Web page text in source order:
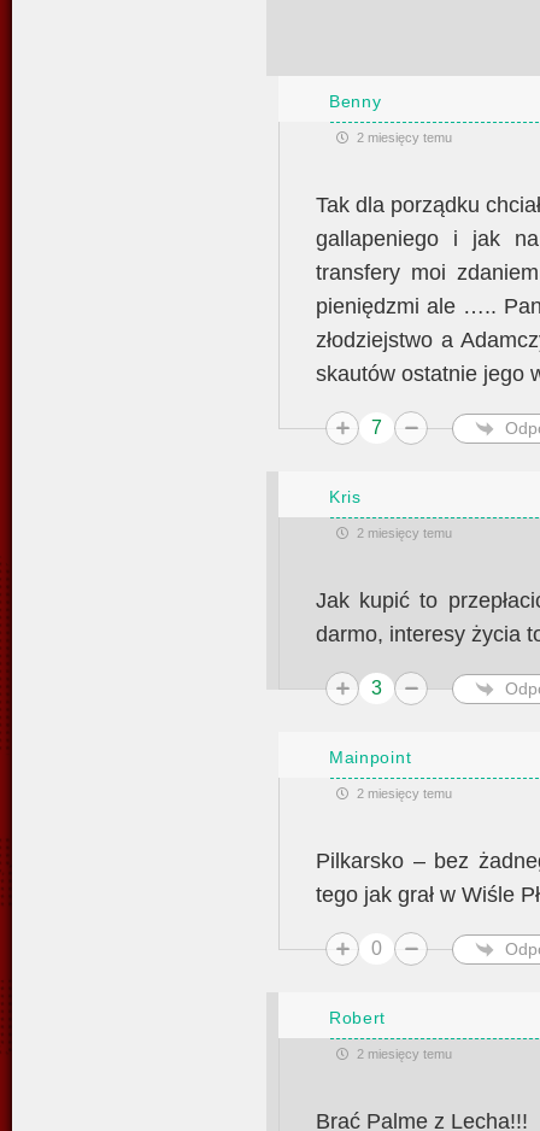
Benny
2 miesięcy temu
Tak dla porządku
gallapeniego i jak
transfery moi
pieniędzmi ale …..
złodziejstwo a
skautów ostatnie jego
7
Kris
2 miesięcy temu
Jak kupić to
darmo, interesy życia
3
Mainpoint
2 miesięcy temu
Pilkarsko – bez
tego jak grał w Wiśle
0
Robert
2 miesięcy temu
Brać Palme z Lecha!!!